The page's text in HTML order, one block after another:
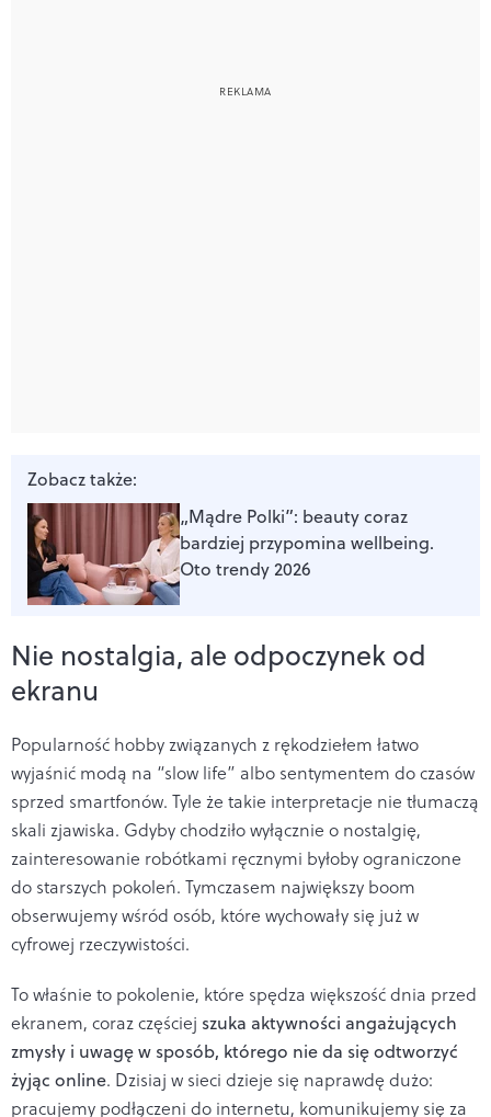
Zobacz także:
„Mądre Polki”: beauty coraz
bardziej przypomina wellbeing.
Oto trendy 2026
Nie nostalgia, ale odpoczynek od
ekranu
Popularność hobby związanych z rękodziełem łatwo
wyjaśnić modą na “slow life” albo sentymentem do czasów
sprzed smartfonów. Tyle że takie interpretacje nie tłumaczą
skali zjawiska. Gdyby chodziło wyłącznie o nostalgię,
zainteresowanie robótkami ręcznymi byłoby ograniczone
do starszych pokoleń. Tymczasem największy boom
obserwujemy wśród osób, które wychowały się już w
cyfrowej rzeczywistości.
To właśnie to pokolenie, które spędza większość dnia przed
ekranem, coraz częściej szuka aktywności angażujących
zmysły i uwagę w sposób, którego nie da się odtworzyć
żyjąc online. Dzisiaj w sieci dzieje się naprawdę dużo:
pracujemy podłączeni do internetu, komunikujemy się za